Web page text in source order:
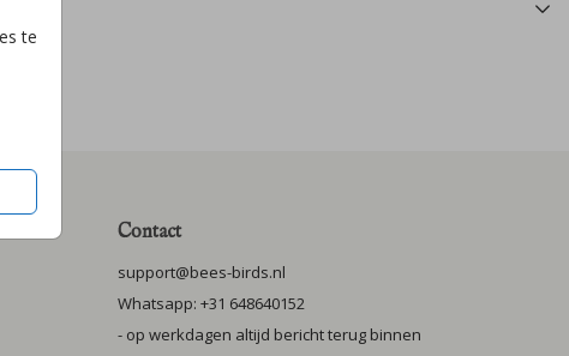
te
Contact
support@bees-birds.nl
Whatsapp: +31 648640152
- op werkdagen altijd bericht terug binnen